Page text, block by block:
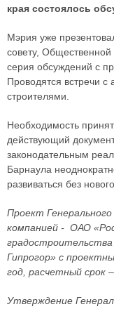
края состоялось
Мэрия уже
совету,
серия обсуждений с
Проводятся встречи с
строителями.
Необходимость
действующий
законодательным
Барнаула
развиваться без
Проект
компанией - ОАО
Гипрогор» с
год, расчетный срок
Утверждение